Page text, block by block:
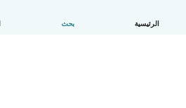
الرئيسية بحث